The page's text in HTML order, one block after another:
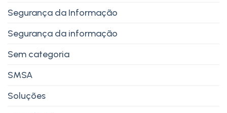
Segurança da Informação
Segurança da informação
Sem categoria
SMSA
Soluções